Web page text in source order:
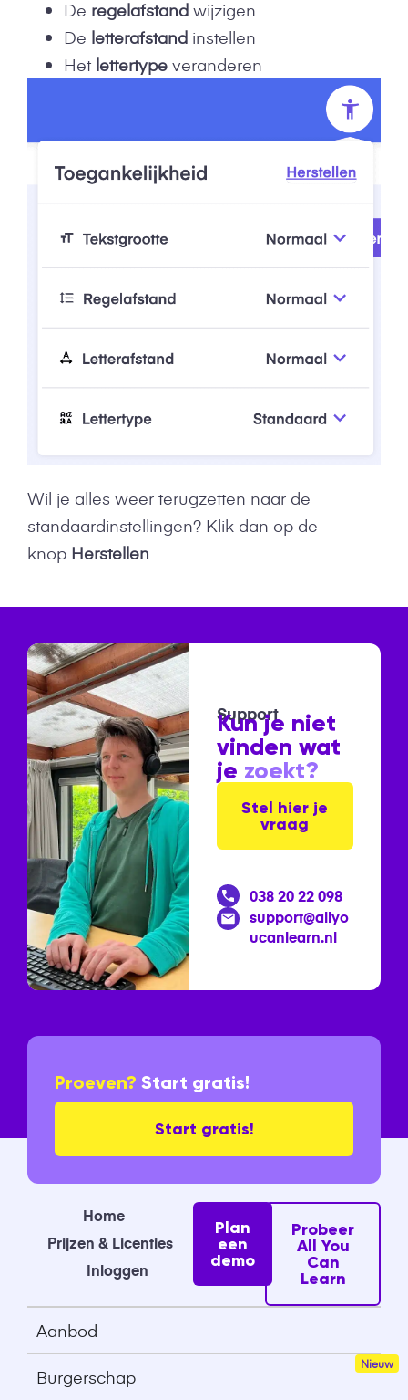
De regelafstand wijzigen
De letterafstand instellen
Het lettertype veranderen
Wil je alles weer terugzetten naar de
standaardinstellingen? Klik dan op de
knop Herstellen
Support
Kun je niet
vinden wat
je zoekt?
Stel hier je
vraag
038 20 22 098
support@allyo
ucanlearn.nl
Proeven? Start gratis!
Start gratis!
Home
Prijzen & Licenties
Inloggen
Plan
een
demo
Probeer
All You
Can
Learn
Aanbod
Burgerschap